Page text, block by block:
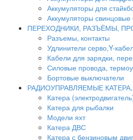
Аккумуляторы для
Аккумуляторы свинцовые
ПЕРЕХОДНИКИ, РАЗЪЁМЫ,
Разъемы, контакты
Удлинители серво,Y-
Кабели для зарядки,
Силовые провода,
Бортовые выключатели
РАДИОУПРАВЛЯЕМЫЕ
Катера
Катера для рыбалки
Модели яхт
Катера ДВС
Катера с бензиновым